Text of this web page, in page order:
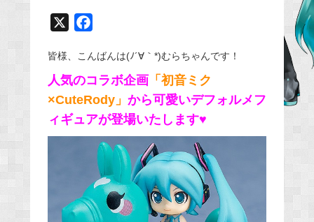
c
e
b
o
k
皆様、こんばんは(ﾉ´∀｀*)むらちゃんです！
人気のコラボ企画「初音ミク
×CuteRody」 から可愛いデフォルメフ
ィギュアが登場いたします♥